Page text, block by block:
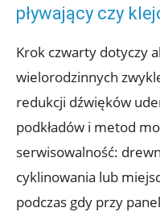
pływający czy
Krok czwarty dotyczy
wielorodzinnych
redukcji dźwięków
podkładów i metod
serwisowalność:
cyklinowania lub
podczas gdy przy